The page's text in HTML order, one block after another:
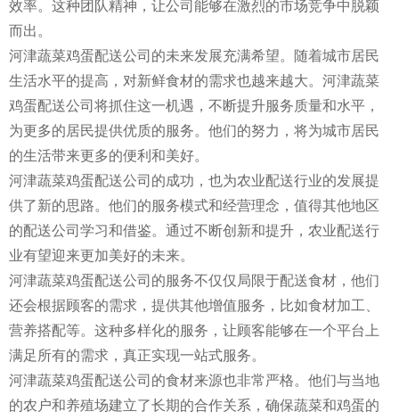
效率。这种团队精神，让公司能够在激烈的市场竞争中脱颖
而出。
河津蔬菜鸡蛋配送公司的未来发展充满希望。随着城市居民
生活水平的提高，对新鲜食材的需求也越来越大。河津蔬菜
鸡蛋配送公司将抓住这一机遇，不断提升服务质量和水平，
为更多的居民提供优质的服务。他们的努力，将为城市居民
的生活带来更多的便利和美好。
河津蔬菜鸡蛋配送公司的成功，也为农业配送行业的发展提
供了新的思路。他们的服务模式和经营理念，值得其他地区
的配送公司学习和借鉴。通过不断创新和提升，农业配送行
业有望迎来更加美好的未来。
河津蔬菜鸡蛋配送公司的服务不仅仅局限于配送食材，他们
还会根据顾客的需求，提供其他增值服务，比如食材加工、
营养搭配等。这种多样化的服务，让顾客能够在一个平台上
满足所有的需求，真正实现一站式服务。
河津蔬菜鸡蛋配送公司的食材来源也非常严格。他们与当地
的农户和养殖场建立了长期的合作关系，确保蔬菜和鸡蛋的